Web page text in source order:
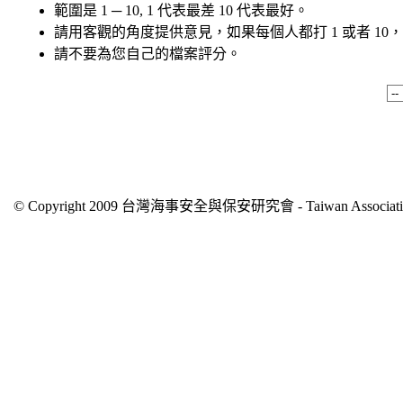
範圍是 1 ─ 10, 1 代表最差 10 代表最好。
請用客觀的角度提供意見，如果每個人都打 1 或者 10
請不要為您自己的檔案評分。
© Copyright 2009 台灣海事安全與保安研究會 - Taiwan